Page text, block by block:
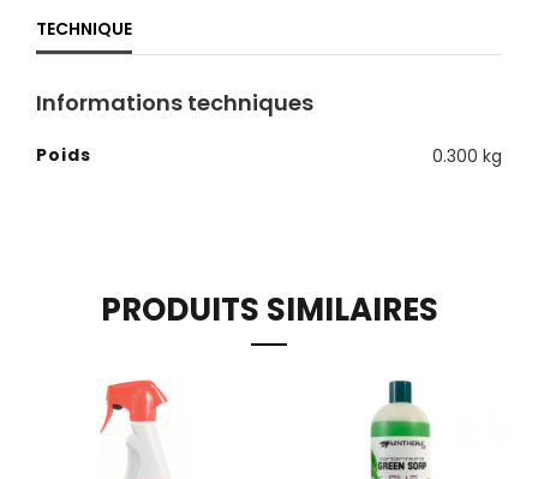
TECHNIQUE
Informations techniques
Poids 0.300 kg
PRODUITS SIMILAIRES